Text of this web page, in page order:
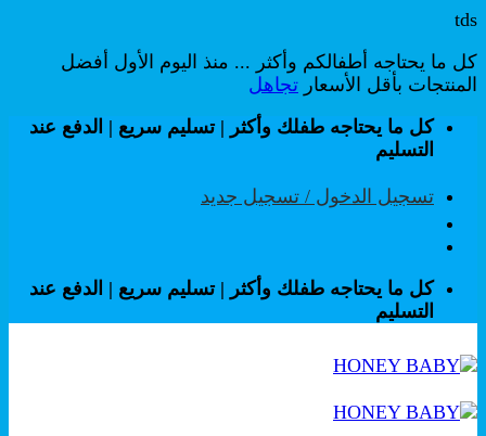
tds
كل ما يحتاجه أطفالكم وأكثر ... منذ اليوم الأول أفضل
المنتجات بأقل الأسعار تجاهل
تخطي
للمحتوى
كل ما يحتاجه طفلك وأكثر | تسليم سريع | الدفع عند
التسليم
تسجيل الدخول / تسجيل جديد
كل ما يحتاجه طفلك وأكثر | تسليم سريع | الدفع عند
التسليم